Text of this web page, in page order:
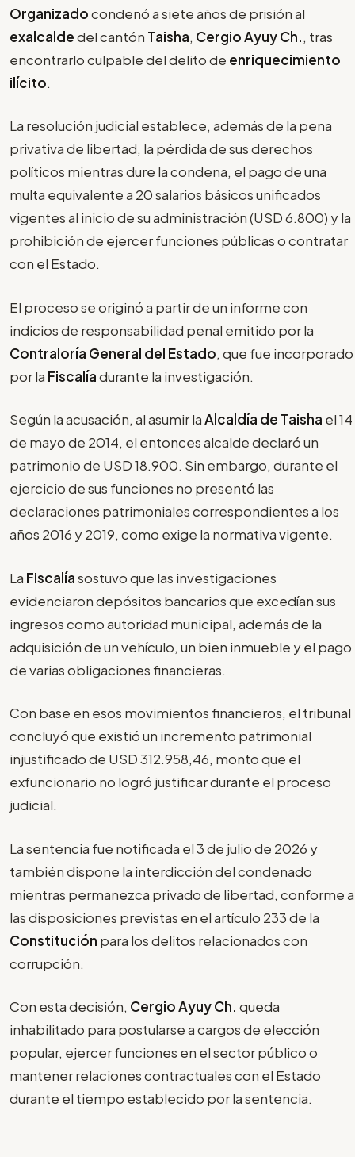
Organizadocondenó a siete años de prisión al
exalcaldedel cantón Taisha, Cergio Ayuy Ch., tras
encontrarlo culpable del delito de enriquecimiento
ilícito.
La resolución judicial establece, además de la pena
privativa de libertad, la pérdida de sus derechos
políticos mientras dure la condena, el pago de una
multa equivalente a 20 salarios básicos unificados
vigentes al inicio de su administración (USD 6.800) y la
prohibición de ejercer funciones públicas o contratar
con el Estado.
El proceso se originó a partir de un informe con
indicios de responsabilidad penal emitido por la
Contraloría General del Estado, que fue incorporado
por la Fiscalíadurante la investigación.
Según la acusación, al asumir laAlcaldía de Taisha el 14
de mayo de 2014, el entonces alcalde declaró un
patrimonio de USD 18.900. Sin embargo, durante el
ejercicio de sus funciones no presentó las
declaraciones patrimoniales correspondientes a los
años 2016 y 2019, como exige la normativa vigente.
La Fiscalíasostuvo que las investigaciones
evidenciaron depósitos bancarios que excedían sus
ingresos como autoridad municipal, además de la
adquisición de un vehículo, un bien inmueble y el pago
de varias obligaciones financieras.
Con base en esos movimientos financieros, el tribunal
concluyó que existió un incremento patrimonial
injustificado de USD 312.958,46, monto que el
exfuncionario no logró justificar durante el proceso
judicial.
La sentencia fue notificada el 3 de julio de 2026 y
también dispone la interdicción del condenado
mientras permanezca privado de libertad, conforme a
las disposiciones previstas en el artículo 233 de la
Constitución para los delitos relacionados con
corrupción.
Con esta decisión, Cergio Ayuy Ch. queda
inhabilitado para postularse a cargos de elección
popular, ejercer funciones en el sector público o
mantener relaciones contractuales con el Estado
durante el tiempo establecido por la sentencia.